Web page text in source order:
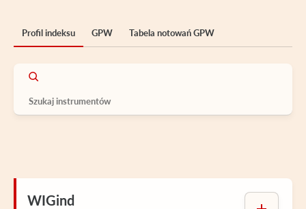
Profil indeksu GPW Tabela notowań GPW
WIGind